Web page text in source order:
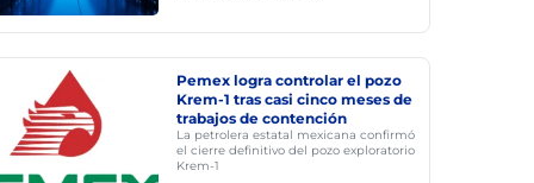
Pemex logra controlar el pozo
Krem-1 tras casi cinco meses de
trabajos de contención
La petrolera estatal mexicana confirmó
el cierre definitivo del pozo exploratorio
Krem-1